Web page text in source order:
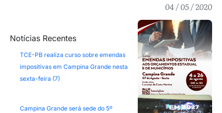
04 / 05 / 2020
Notícias Recentes
TCE-PB realiza curso sobre emendas
impositivas em Campina Grande nesta
sexta-feira (7)
Campina Grande será sede do 5º